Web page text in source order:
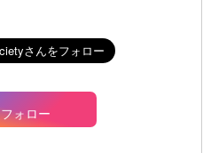
フォロー